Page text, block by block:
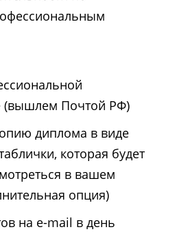
(вышлем Почтой РФ)
диплома в виде
которая будет
в вашем
опция)
на e-mail в день